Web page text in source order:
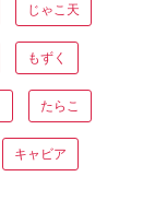
じゃこ天
もずく
たらこ
キャビア